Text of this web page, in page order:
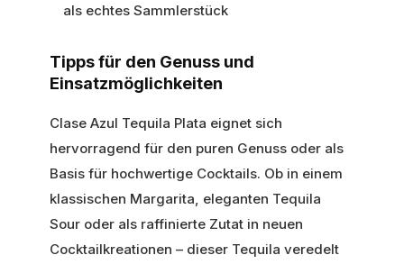
als echtes Sammlerstück
Tipps für den Genuss und
Einsatzmöglichkeiten
Clase Azul Tequila Plata eignet sich
hervorragend für den puren Genuss oder als
Basis für hochwertige Cocktails. Ob in einem
klassischen Margarita, eleganten Tequila
Sour oder als raffinierte Zutat in neuen
Cocktailkreationen – dieser Tequila veredelt